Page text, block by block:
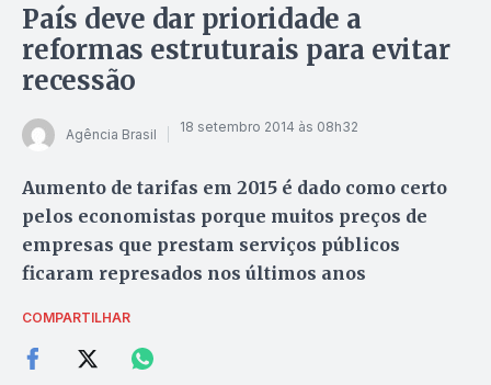
País deve dar prioridade a
reformas estruturais para evitar
recessão
Agência Brasil 18 setembro 2014 às 08h32
Aumento de tarifas em 2015 é dado como certo
pelos economistas porque muitos preços de
empresas que prestam serviços públicos
ficaram represados nos últimos anos
COMPARTILHAR